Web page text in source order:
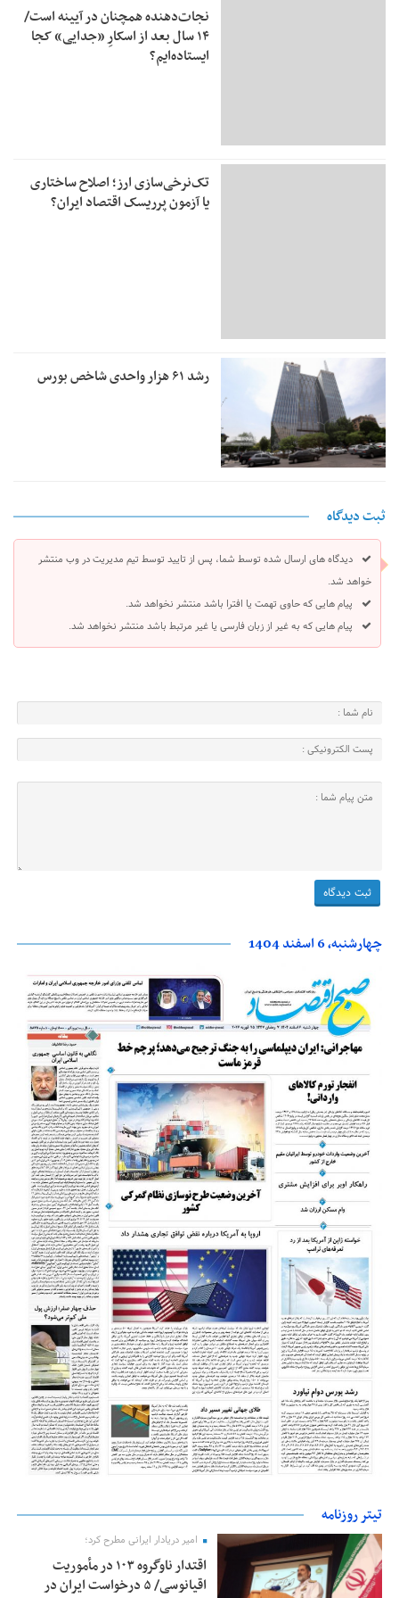
نجات‌دهنده‌ همچنان در آیینه است/
۱۴ سال بعد از اسکارِ «جدایی» کجا
ایستاده‌ایم؟
تک‌نرخی‌سازی ارز؛ اصلاح ساختاری
یا آزمون پرریسک اقتصاد ایران؟
رشد ۶۱ هزار واحدی شاخص بورس
ثبت دیدگاه
دیدگاه های ارسال شده توسط شما، پس از تایید توسط تیم مدیریت در وب منتشر
خواهد شد.
پیام هایی که حاوی تهمت یا افترا باشد منتشر نخواهد شد.
پیام هایی که به غیر از زبان فارسی یا غیر مرتبط باشد منتشر نخواهد شد.
چهارشنبه، 6 اسفند 1404
تیتر روزنامه
امیر دریادار ایرانی مطرح کرد؛
اقتدار ناوگروه ۱۰۳ در مأموریت‌
اقیانوسی/ ۵ درخواست ایران در